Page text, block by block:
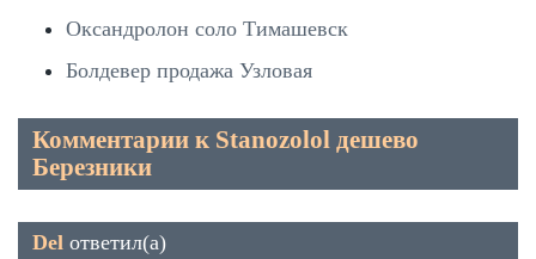
Оксандролон соло Тимашевск
Болдевер продажа Узловая
Комментарии к Stanozolol дешево
Березники
Del ответил(а)